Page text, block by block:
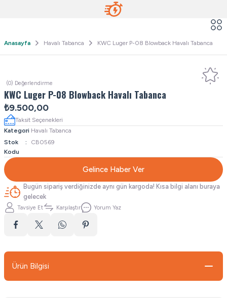
Anasayfa Havalı Tabanca KWC Luger P-08 Blowback Havalı Tabanca
(0) Değerlendirme
KWC Luger P-08 Blowback Havalı Tabanca
₺9.500,00
Taksit Seçenekleri
Kategori Havalı Tabanca
Stok
Kodu
CB0569
Gelince Haber Ver
Bugün sipariş verdiğinizde aynı gün kargoda! Kısa bilgi alanı buraya
gelecek
Tavsiye Et Karşılaştır Yorum Yaz
Ürün Bilgisi